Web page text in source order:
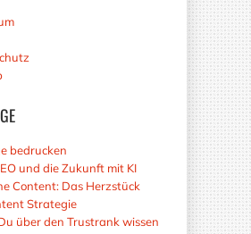
bedrucken
und die Zukunft mit KI
Content: Das Herzstück
Strategie
über den Trustrank wissen